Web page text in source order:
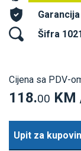
Šifra
Cijena sa PDV-
118.00 KM
Upit za